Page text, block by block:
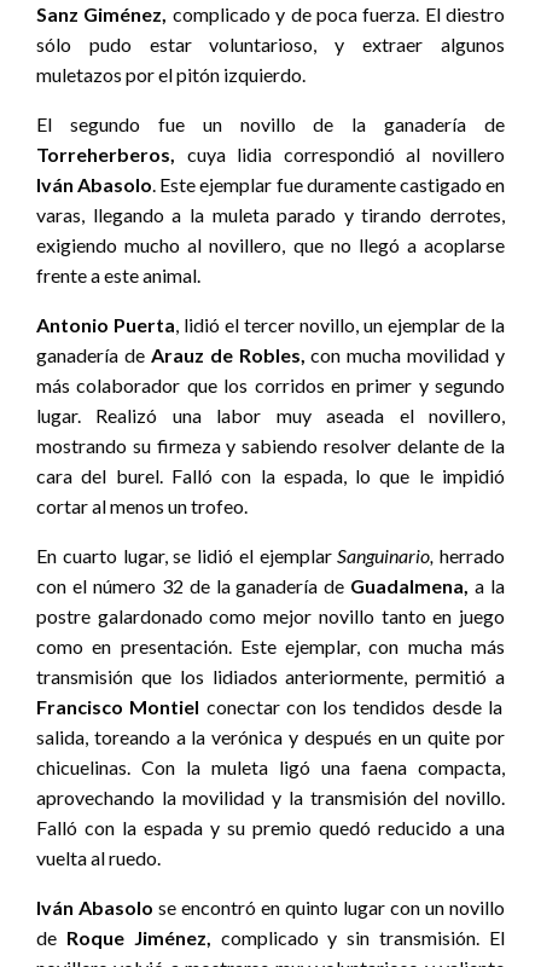
Sanz Giménez, complicado y de poca fuerza. El diestro
sólo pudo estar voluntarioso, y extraer algunos
muletazos por el pitón izquierdo.
El segundo fue un novillo de la ganadería de
Torreherberos,
cuya lidia correspondió al novillero
Iván Abasolo . Este ejemplar fue duramente castigado en
varas, llegando a la muleta parado y tirando derrotes,
exigiendo mucho al novillero, que no llegó a acoplarse
frente a este animal.
Antonio Puerta , lidió el tercer novillo, un ejemplar de la
ganadería de Arauz de Robles, con mucha movilidad y
más colaborador que los corridos en primer y segundo
lugar. Realizó una labor muy aseada el novillero,
mostrando su firmeza y sabiendo resolver delante de la
cara del burel. Falló con la espada, lo que le impidió
cortar al menos un trofeo.
En cuarto lugar, se lidió el ejemplar Sanguinario, herrado
con el número 32 de la ganadería de Guadalmena, a la
postre galardonado como mejor novillo tanto en juego
como en presentación. Este ejemplar, con mucha más
transmisión que los lidiados anteriormente, permitió a
Francisco Montiel conectar con los tendidos desde la
salida, toreando a la verónica y después en un quite por
chicuelinas. Con la muleta ligó una faena compacta,
aprovechando la movilidad y la transmisión del novillo.
Falló con la espada y su premio quedó reducido a una
vuelta al ruedo.
Iván Abasolo se encontró en quinto lugar con un novillo
de Roque Jiménez,
complicado y sin transmisión. El